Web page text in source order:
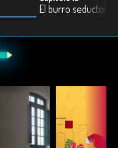
El burro seductor